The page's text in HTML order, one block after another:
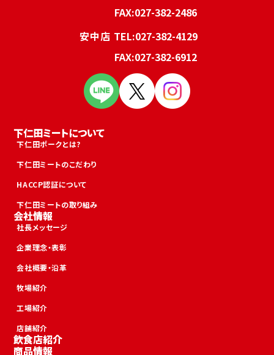
FAX:027-382-2486
安中店 TEL:027-382-4129
FAX:027-382-6912
下仁田ミートについて
下仁田ポークとは?
下仁田ミートのこだわり
HACCP認証について
下仁田ミートの取り組み
会社情報
社長メッセージ
企業理念・表彰
会社概要・沿革
牧場紹介
工場紹介
店舗紹介
飲食店紹介
商品情報